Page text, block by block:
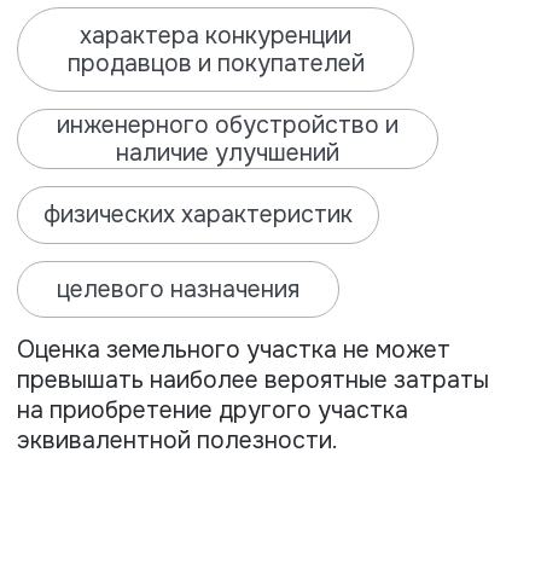
обозначением и описанием
местоположения).
Сведения о наличии обременений,
включая обременение залогом или
долговыми обязательствами, наличием
специальных налоговых обложений и
иных ограничений по использованию
(если есть).
Оставить заявку